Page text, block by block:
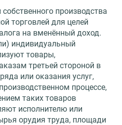
производства
торговлей для целей
на вменённый доход.
индивидуальный
товары,
третьей стороной в
или оказания услуг,
процессе,
таких товаров
исполнителю или
орудия труда, площади